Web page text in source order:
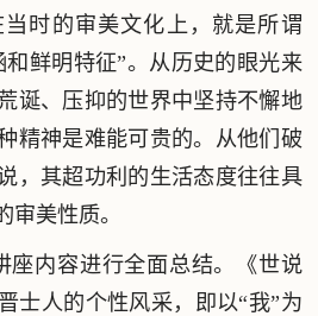
时的审美文化上，就是所谓
鲜明特征”。从历史的眼光来
诞、压抑的世界中坚持不懈地
精神是难能可贵的。从他们破
，其超功利的生活态度往往具
审美性质。
座内容进行全面总结。《世说
士人的个性风采，即以“我”为